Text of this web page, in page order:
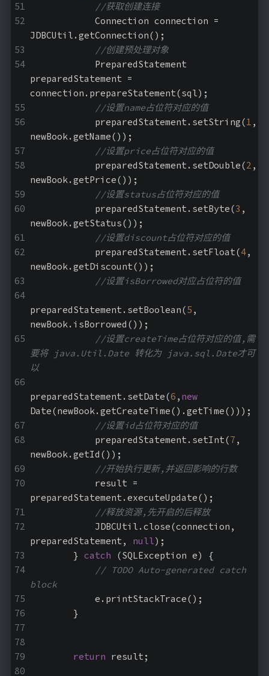
//获取创建连接
JDBCUtil.getConnection();
//创建预处理对象
preparedStatement =
connection.prepareStatement(sql);
//设置name占位符对应的值
            preparedStatement.setString(
1 ,
newBook.getName());
//设置price占位符对应的值
            preparedStatement.setDouble(
2 ,
newBook.getPrice());
//设置status占位符对应的值
            preparedStatement.setByte(
3 ,
newBook.getStatus());
//设置discount占位符对应的值
            preparedStatement.setFloat(
4,
newBook.getDiscount());
//设置isBorrowed对应占位符的值
preparedStatement.setBoolean(5 ,
newBook.isBorrowed());
//设置createTime占位符对应的值,需
要将 java.Util.Date 转化为 java.sql.Date才可
以
preparedStatement.setDate(6 , new
Date(newBook.getCreateTime().getTime()));
//设置id占位符对应的值
            preparedStatement.setInt(
7 ,
newBook.getId());
//开始执行更新,并返回影响的行数
preparedStatement.executeUpdate();
//释放资源,先开启的后释放
preparedStatement, null);
        }
catch (SQLException e) {
// TODO Auto-generated catch
block
            e.printStackTrace();
        }
return result;